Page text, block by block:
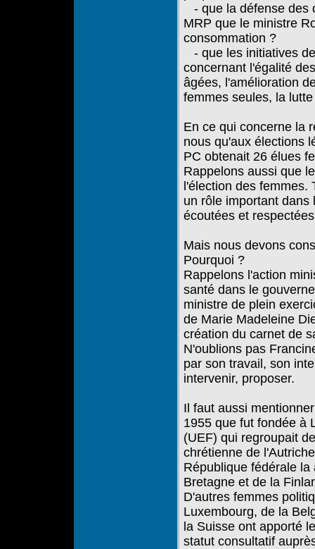
- que la défense des
MRP que le ministre
consommation ?
- que les initiatives
concernant l'égalité
âgées, l'amélioration
femmes seules, la
En ce qui concerne la
nous qu'aux élections
PC obtenait 26 élues
Rappelons aussi que
l'élection des femmes.
un rôle important
écoutées et
Mais nous devons
Pourquoi ?
Rappelons l'action
santé dans le
ministre de plein
de Marie Madeleine
création du carnet de
N'oublions pas
par son travail, son
intervenir, proposer.
Il faut aussi
1955 que fut fondée à
(UEF) qui regroupait
chrétienne de
République fédérale
Bretagne et de la
D'autres femmes
Luxembourg, de la
la Suisse ont apporté
statut consultatif